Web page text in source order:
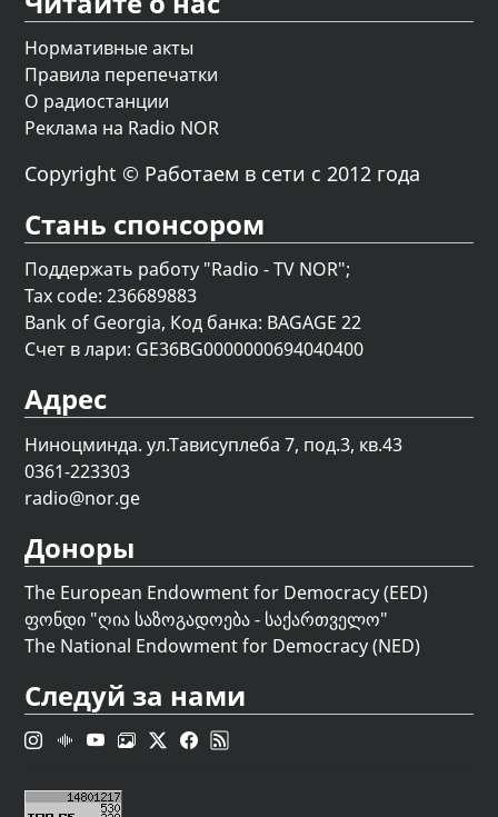
Нормативные акты
Правила перепечатки
О радиостанции
Реклама на Radio NOR
Copyright © Работаем в сети с 2012 года
Стань спонсором
Поддержать работу "Radio - TV NOR";
Tax code: 236689883
Bank of Georgia, Код банка: BAGAGE 22
Счет в лари: GE36BG0000000694040400
Адрес
Ниноцминда. ул.Тависуплеба 7, под.3, кв.43
0361-223303
radio@nor.ge
Доноры
The European Endowment for Democracy (EED)
ფონდი "ღია საზოგადოება - საქართველო"
The National Endowment for Democracy (NED)
Следуй за нами